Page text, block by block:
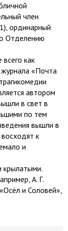
член
ординарный
Отделению
как
журнала «Почта
автором
в свет в
по тем
вышли в
к
и
крылатыми.
А. Г.
и Соловей»,